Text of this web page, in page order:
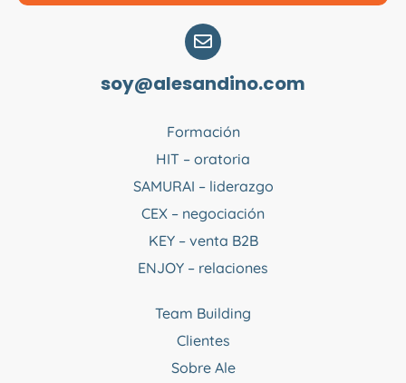
Team Building
Clientes
Sobre Ale
Formación
HIT – oratoria
SAMURAI – liderazgo
CEX – negociación
KEY – venta B2B
ENJOY – relaciones
soy@alesandino.com